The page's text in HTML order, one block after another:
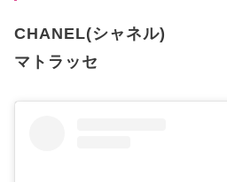
CHANEL(シャネル)
マトラッセ